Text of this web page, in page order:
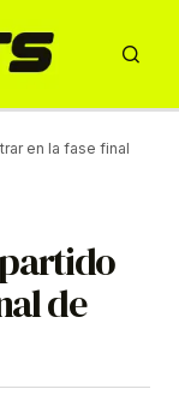
en la fase final
de